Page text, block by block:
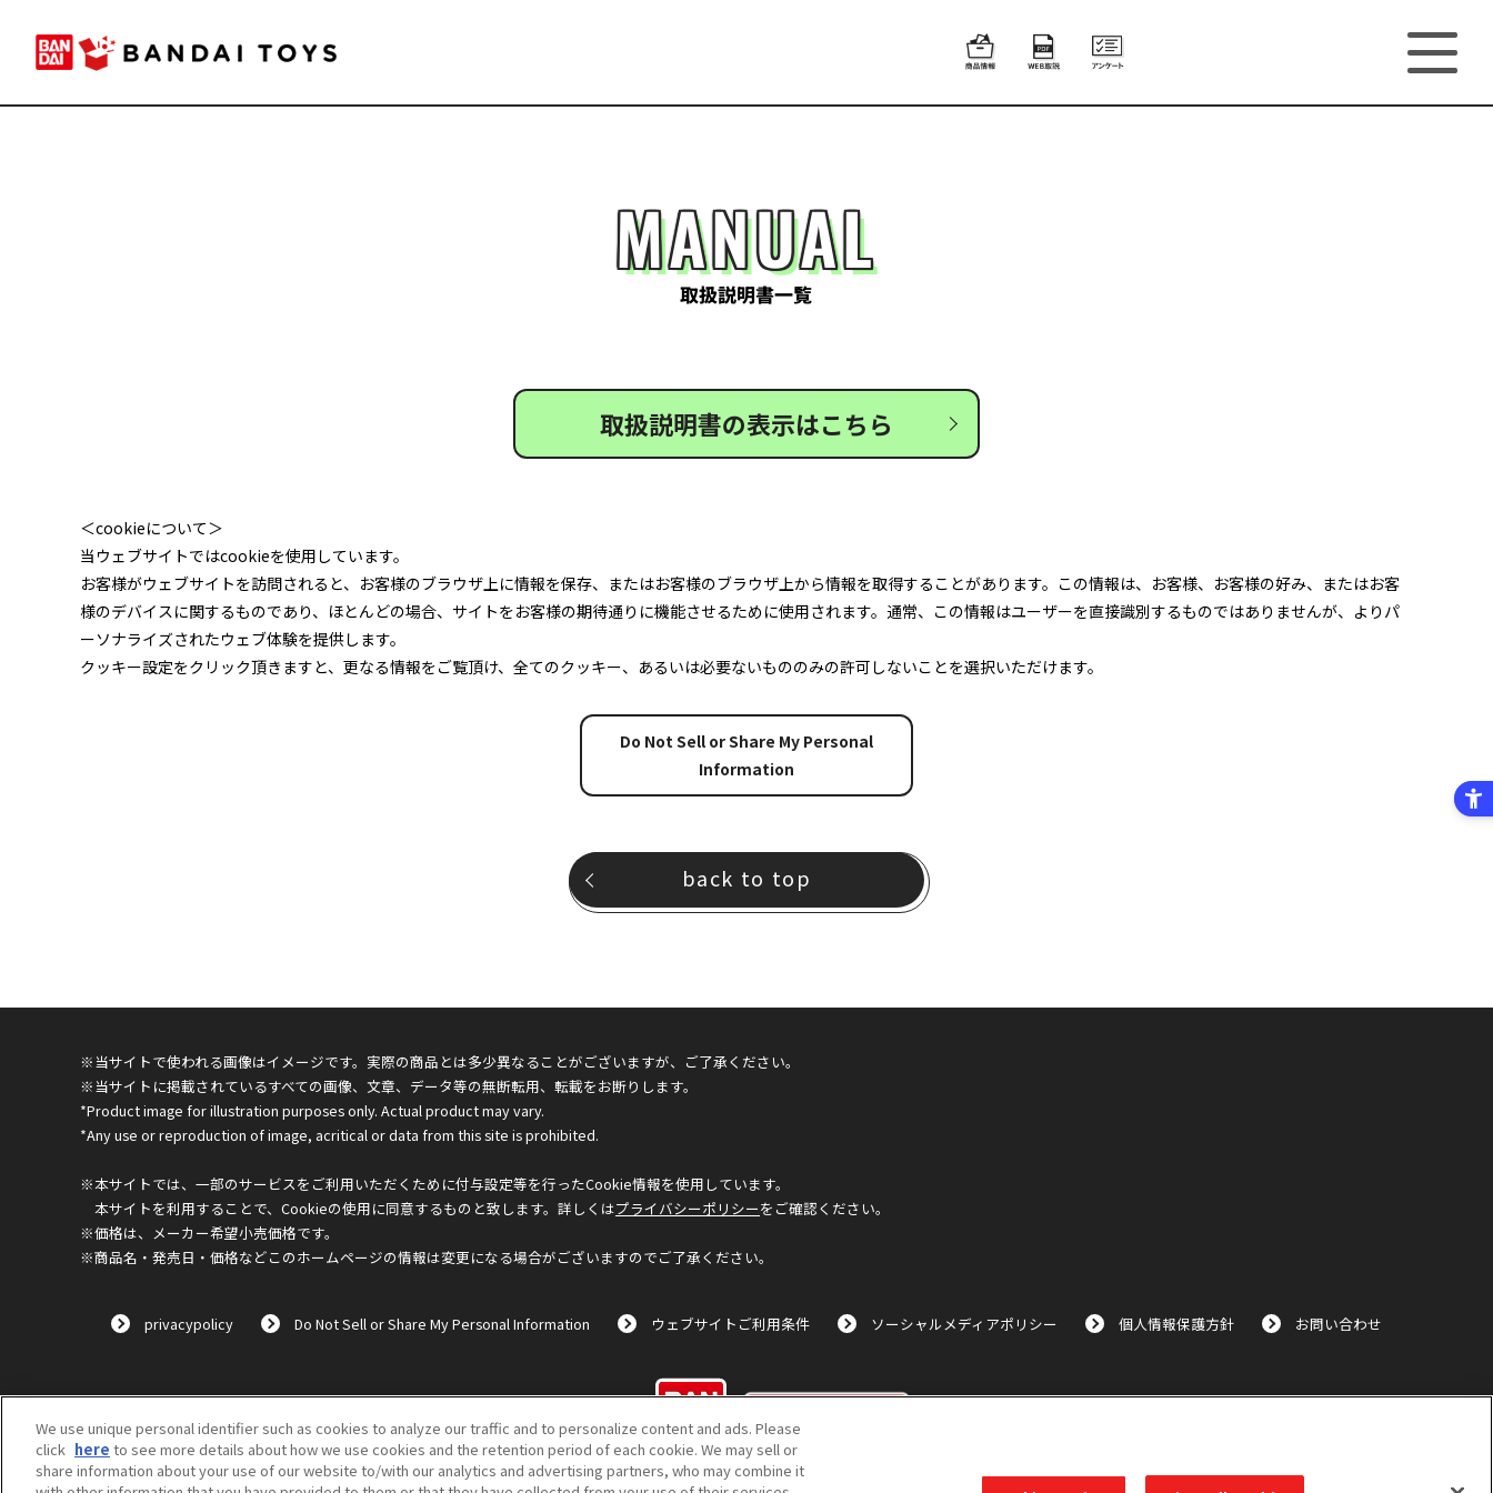
MANUAL
取扱説明書一覧
取扱説明書の表示はこちら
＜cookieについて＞
当ウェブサイトではcookieを使用しています。
お客様がウェブサイトを訪問されると、お客様のブラウザ上に情報を保存、またはお客様のブラウザ上から情報を取得することがあります。この情報は、お客様、お客様の好み、またはお客
様のデバイスに関するものであり、ほとんどの場合、サイトをお客様の期待通りに機能させるために使用されます。通常、この情報はユーザーを直接識別するものではありませんが、よりパ
ーソナライズされたウェブ体験を提供します。
クッキー設定をクリック頂きますと、更なる情報をご覧頂け、全てのクッキー、あるいは必要ないもののみの許可しないことを選択いただけます。
Do Not Sell or Share My Personal
Information
back to top
※当サイトで使われる画像はイメージです。実際の商品とは多少異なることがございますが、ご了承ください。
※当サイトに掲載されているすべての画像、文章、データ等の無断転用、転載をお断りします。
*Product image for illustration purposes only. Actual product may vary.
*Any use or reproduction of image, acritical or data from this site is prohibited.
※本サイトでは、一部のサービスをご利用いただくために付与設定等を行ったCookie情報を使用しています。
本サイトを利用することで、Cookieの使用に同意するものと致します。詳しくはプライバシーポリシーをご確認ください。
※価格は、メーカー希望小売価格です。
※商品名・発売日・価格などこのホームページの情報は変更になる場合がございますのでご了承ください。
privacypolicy Do Not Sell or Share My Personal Information ウェブサイトご利用条件 ソーシャルメディアポリシー 個人情報保護方針 お問い合わせ
We use unique personal identifier such as cookies to analyze our traffic and to personalize content and ads. Please
click here to see more details about how we use cookies and the retention period of each cookie. We may sell or
share information about your use of our website to/with our analytics and advertising partners, who may combine it